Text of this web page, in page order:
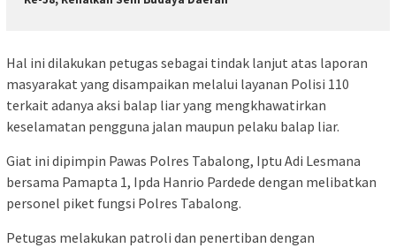
Hal ini dilakukan petugas sebagai tindak lanjut atas laporan
masyarakat yang disampaikan melalui layanan Polisi 110
terkait adanya aksi balap liar yang mengkhawatirkan
keselamatan pengguna jalan maupun pelaku balap liar.
Giat ini dipimpin Pawas Polres Tabalong, Iptu Adi Lesmana
bersama Pamapta 1, Ipda Hanrio Pardede dengan melibatkan
personel piket fungsi Polres Tabalong.
Petugas melakukan patroli dan penertiban dengan